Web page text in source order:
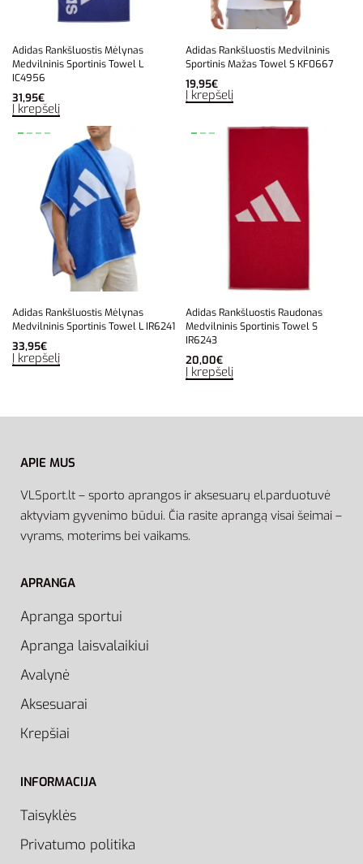
Adidas Rankšluostis Mėlynas
Medvilninis Sportinis Towel L
IC4956
31,95€
Į krepšelį
Adidas Rankšluostis Medvilninis
Sportinis Mažas Towel S KF0667
19,95€
Į krepšelį
Adidas Rankšluostis Mėlynas
Medvilninis Sportinis Towel L IR6241
33,95€
Į krepšelį
Adidas Rankšluostis Raudonas
Medvilninis Sportinis Towel S
IR6243
20,00€
Į krepšelį
APIE MUS
VLSport.lt – sporto aprangos ir aksesuarų el.parduotuvė
aktyviam gyvenimo būdui. Čia rasite aprangą visai šeimai –
vyrams, moterims bei vaikams.
APRANGA
Apranga sportui
Apranga laisvalaikiui
Avalynė
Aksesuarai
Krepšiai
INFORMACIJA
Taisyklės
Privatumo politika